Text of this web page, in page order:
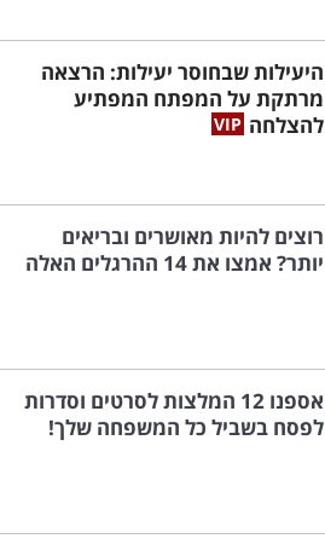
היעילות שבחוסר יעילות: הרצאה
מרתקת על המפתח המפתיע
להצלחה
רוצים להיות מאושרים ובריאים
יותר? אמצו את 14 ההרגלים האלה
אספנו 12 המלצות לסרטים וסדרות
לפסח בשביל כל המשפחה שלך!